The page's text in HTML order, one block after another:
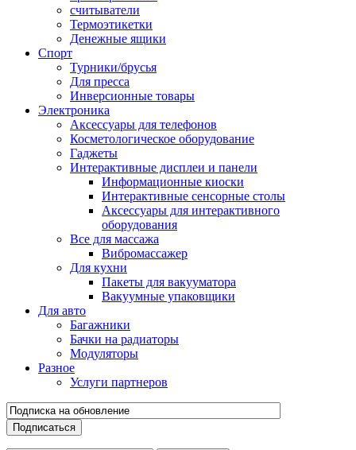
считыватели
Термоэтикетки
Денежные ящики
Спорт
Турники/брусья
Для пресса
Инверсионные товары
Электроника
Аксессуары для телефонов
Косметологическое оборудование
Гаджеты
Интерактивные дисплеи и панели
Информационные киоски
Интерактивные сенсорные столы
Аксессуары для интерактивного
оборудования
Все для массажа
Вибромассажер
Для кухни
Пакеты для вакууматора
Вакуумные упаковщики
Для авто
Багажники
Бачки на радиаторы
Модуляторы
Разное
Услуги партнеров